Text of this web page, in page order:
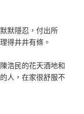
默隱忍，付出所
得井井有條。
浩民的花天酒地和
人，在家很舒服不